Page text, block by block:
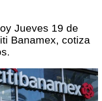
Jueves 19 de
Banamex, cotiza